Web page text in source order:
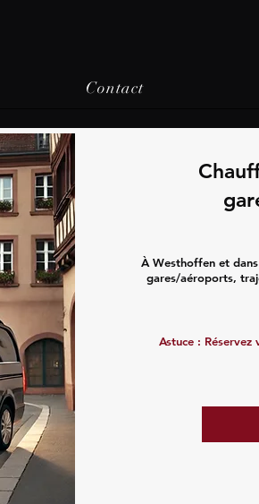
Contact
À Westhoffen et
gares/aéroports,
Astuce :